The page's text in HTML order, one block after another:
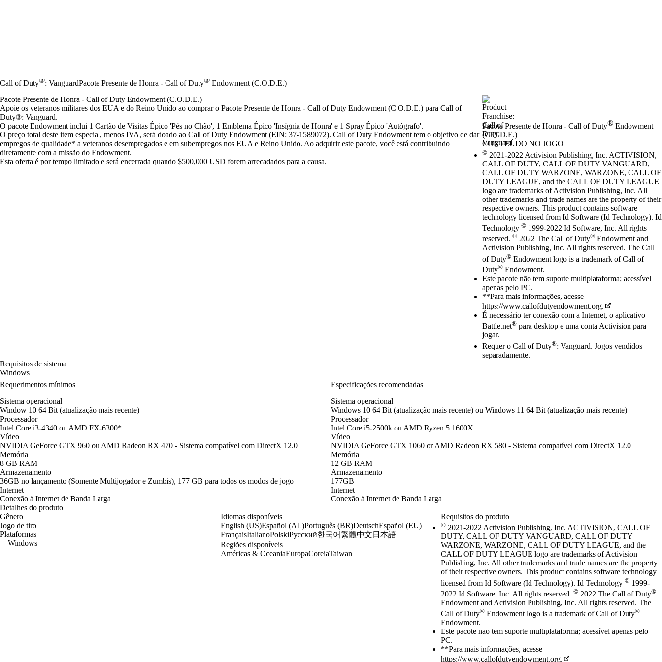
Call of Duty®: VanguardPacote Presente de Honra - Call of Duty® Endowment (C.O.D.E.)
Pacote Presente de Honra - Call of Duty® Endowment
(C.O.D.E.)
CONTEÚDO NO JOGO
Preço
Available actions
© 2021-2022 Activision Publishing, Inc. ACTIVISION,
CALL OF DUTY, CALL OF DUTY VANGUARD,
CALL OF DUTY WARZONE, WARZONE, CALL OF
DUTY LEAGUE, and the CALL OF DUTY LEAGUE
logo are trademarks of Activision Publishing, Inc. All
other trademarks and trade names are the property of their
respective owners. This product contains software
technology licensed from Id Software (Id Technology). Id
Technology © 1999-2022 Id Software, Inc. All rights
reserved. © 2022 The Call of Duty® Endowment and
Activision Publishing, Inc. All rights reserved. The Call
of Duty® Endowment logo is a trademark of Call of
Duty® Endowment.
Este pacote não tem suporte multiplataforma; acessível
apenas pelo PC.
**Para mais informações, acesse
https://www.callofdutyendowment.org.
É necessário ter conexão com a Internet, o aplicativo
Battle.net® para desktop e uma conta Activision para
jogar.
Requer o Call of Duty®: Vanguard. Jogos vendidos
separadamente.
Pacote Presente de Honra - Call of Duty Endowment (C.O.D.E.)
Apoie os veteranos militares dos EUA e do Reino Unido ao comprar o Pacote Presente de Honra - Call of Duty Endowment (C.O.D.E.) para Call of
Duty®: Vanguard.
O pacote Endowment inclui 1 Cartão de Visitas Épico 'Pés no Chão', 1 Emblema Épico 'Insígnia de Honra' e 1 Spray Épico 'Autógrafo'.
O preço total deste item especial, menos IVA, será doado ao Call of Duty Endowment (EIN: 37-1589072). Call of Duty Endowment tem o objetivo de dar
empregos de qualidade* a veteranos desempregados e em subempregos nos EUA e Reino Unido. Ao adquirir este pacote, você está contribuindo
diretamente com a missão do Endowment.
Esta oferta é por tempo limitado e será encerrada quando $500,000 USD forem arrecadados para a causa.
Requisitos de sistema
Windows
Requerimentos mínimos
Sistema operacional
Window 10 64 Bit (atualização mais recente)
Processador
Intel Core i3-4340 ou AMD FX-6300*
Vídeo
NVIDIA GeForce GTX 960 ou AMD Radeon RX 470 - Sistema compatível com DirectX 12.0
Memória
8 GB RAM
Armazenamento
36GB no lançamento (Somente Multijogador e Zumbis), 177 GB para todos os modos de jogo
Internet
Conexão à Internet de Banda Larga
Especificações recomendadas
Sistema operacional
Windows 10 64 Bit (atualização mais recente) ou Windows 11 64 Bit (atualização mais recente)
Processador
Intel Core i5-2500k ou AMD Ryzen 5 1600X
Vídeo
NVIDIA GeForce GTX 1060 or AMD Radeon RX 580 - Sistema compatível com DirectX 12.0
Memória
12 GB RAM
Armazenamento
177GB
Internet
Conexão à Internet de Banda Larga
Detalhes do produto
Gênero
Jogo de tiro
Plataformas
Windows
Idiomas disponíveis
English (US)Español (AL)Português (BR)DeutschEspañol (EU)
FrançaisItalianoPolskiРусский한국어繁體中文 日本語
Regiões disponíveis
Américas & OceaniaEuropaCoreiaTaiwan
Requisitos do produto
© 2021-2022 Activision Publishing, Inc. ACTIVISION, CALL OF
DUTY, CALL OF DUTY VANGUARD, CALL OF DUTY
WARZONE, WARZONE, CALL OF DUTY LEAGUE, and the
CALL OF DUTY LEAGUE logo are trademarks of Activision
Publishing, Inc. All other trademarks and trade names are the property
of their respective owners. This product contains software technology
licensed from Id Software (Id Technology). Id Technology© 1999-
2022 Id Software, Inc. All rights reserved.© 2022 The Call of Duty®
Endowment and Activision Publishing, Inc. All rights reserved. The
Call of Duty® Endowment logo is a trademark of Call of Duty®
Endowment.
Este pacote não tem suporte multiplataforma; acessível apenas pelo
PC.
**Para mais informações, acesse
https://www.callofdutyendowment.org.